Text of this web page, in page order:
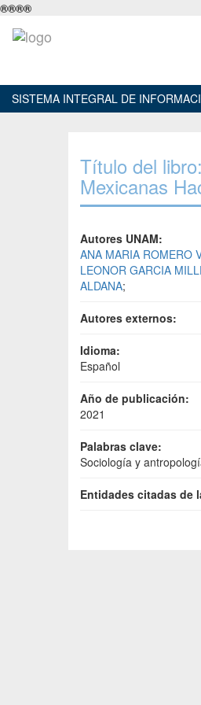
®®®®
SISTEMA INTEGRAL DE
Título del
Mexicanas
Autores UNAM:
ANA MARIA ROMERO
LEONOR GARCIA
ALDANA;
Autores externos:
Idioma:
Español
Año de publicación:
2021
Palabras clave:
Sociología y
Entidades citadas de